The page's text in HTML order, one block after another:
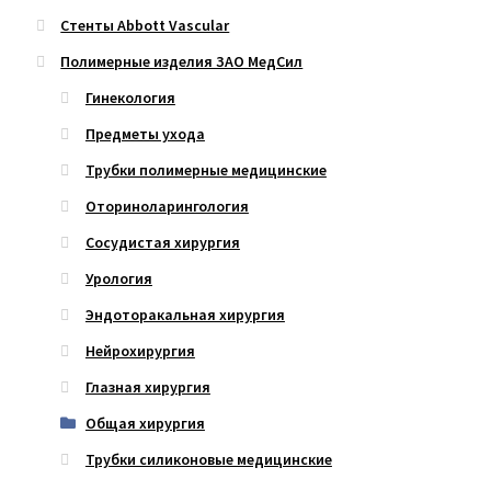
Стенты Abbott Vascular
Полимерные изделия ЗАО МедСил
Гинекология
Предметы ухода
Трубки полимерные медицинские
Оториноларингология
Сосудистая хирургия
Урология
Эндоторакальная хирургия
Нейрохирургия
Глазная хирургия
Общая хирургия
Трубки силиконовые медицинские